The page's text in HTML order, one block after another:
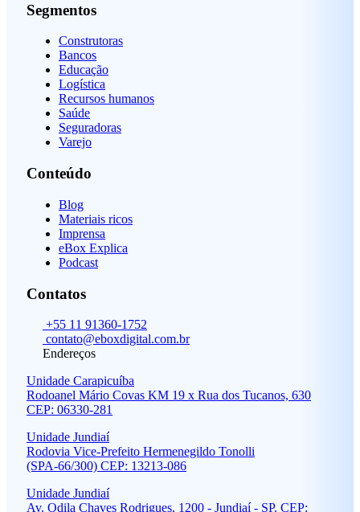
Segmentos
Construtoras
Bancos
Educação
Logística
Recursos humanos
Saúde
Seguradoras
Varejo
Conteúdo
Blog
Materiais ricos
Imprensa
eBox Explica
Podcast
Contatos
+55 11 91360-1752
contato@eboxdigital.com.br
Endereços
Unidade Carapicuíba
Rodoanel Mário Covas KM 19 x Rua dos Tucanos, 630
CEP: 06330-281
Unidade Jundiaí
Rodovia Vice-Prefeito Hermenegildo Tonolli
(SPA-66/300) CEP: 13213-086
Unidade Jundiaí
Av. Odila Chaves Rodrigues, 1200 - Jundiaí - SP. CEP: